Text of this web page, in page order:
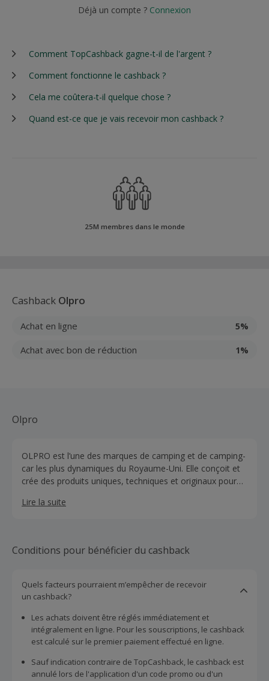
Déjà un compte ? Connexion
Comment TopCashback gagne-t-il de l'argent ?
Comment fonctionne le cashback ?
Cela me coûtera-t-il quelque chose ?
Quand est-ce que je vais recevoir mon cashback ?
25M membres dans le monde
Cashback Olpro
Achat en ligne 5%
Achat avec bon de réduction 1%
Olpro
OLPRO est l’une des marques de camping et de camping-
car les plus dynamiques du Royaume-Uni. Elle conçoit et
crée des produits uniques, techniques et originaux pour
clientèle comprend des festivaliers en quête de matériel
Lire la suite
Conditions pour bénéficier du cashback
Quels facteurs pourraient m’empêcher de recevoir
un cashback?
Les achats doivent être réglés immédiatement et
intégralement en ligne. Pour les souscriptions, le cashback
est calculé sur le premier paiement effectué en ligne.
Sauf indication contraire de TopCashback, le cashback est
annulé lors de l'application d'un code promo ou d'un